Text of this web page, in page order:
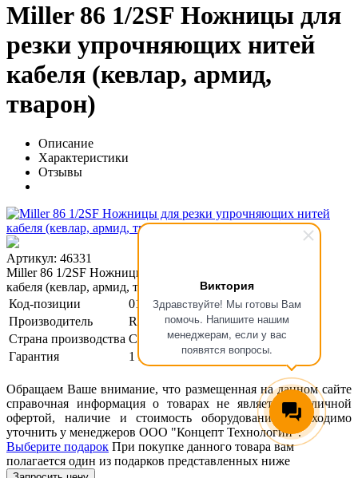
Виктория
Здравствуйте! Мы готовы Вам
помочь. Напишите нашим
менеджерам, если у вас
появятся вопросы.
Miller 86 1/2SF Ножницы для
резки упрочняющих нитей
кабеля (кевлар, армид,
тварон)
Описание
Характеристики
Отзывы
Артикул: 46331
Miller 86 1/2SF Ножницы для резки упрочняющих нитей
кабеля (кевлар, армид, тварон)
Код-позиции
01-00000841
Производитель
RIPLEY
Страна производства США
Гарантия
1 год
Обращаем Ваше внимание, что размещенная на данном сайте
справочная информация о товарах не является публичной
офертой, наличие и стоимость оборудования необходимо
уточнить у менеджеров ООО "Концепт Технологии".
Выберите подарок При покупке данного товара вам
полагается один из подарков представленных ниже